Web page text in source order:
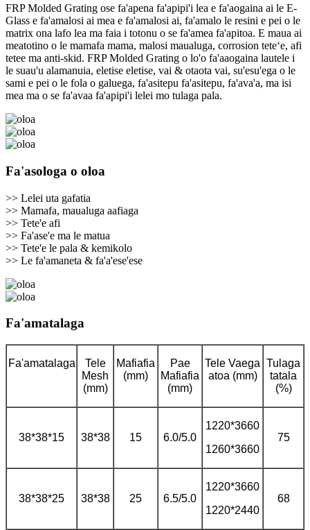
FRP Molded Grating ose fa'apena fa'apipi'i lea e fa'aogaina ai le E-
Glass e fa'amalosi ai mea e fa'amalosi ai, fa'amalo le resini e pei o le
matrix ona lafo lea ma faia i totonu o se fa'amea fa'apitoa. E maua ai
meatotino o le mamafa mama, malosi maualuga, corrosion teteʻe, afi
tetee ma anti-skid. FRP Molded Grating o lo'o fa'aaogaina lautele i
le suau'u alamanuia, eletise eletise, vai & otaota vai, su'esu'ega o le
sami e pei o le fola o galuega, fa'asitepu fa'asitepu, fa'ava'a, ma isi
mea ma o se fa'avaa fa'apipi'i lelei mo tulaga pala.
Fa'asologa o oloa
>> Lelei uta gafatia
>> Mamafa, maualuga aafiaga
>> Tete'e afi
>> Fa'ase'e ma le matua
>> Tete'e le pala & kemikolo
>> Le fa'amaneta & fa'a'ese'ese
Fa'amatalaga
Fa'amatalaga
Tele
Mesh
(mm)
Mafiafia
(mm)
Pae
Mafiafia
(mm)
Tele Vaega
atoa (mm)
Tulaga
tatala
(%)
38*38*15 38*38 15 6.0/5.0
1220*3660
1260*3660
75
38*38*25 38*38 25 6.5/5.0
1220*3660
1220*2440
68